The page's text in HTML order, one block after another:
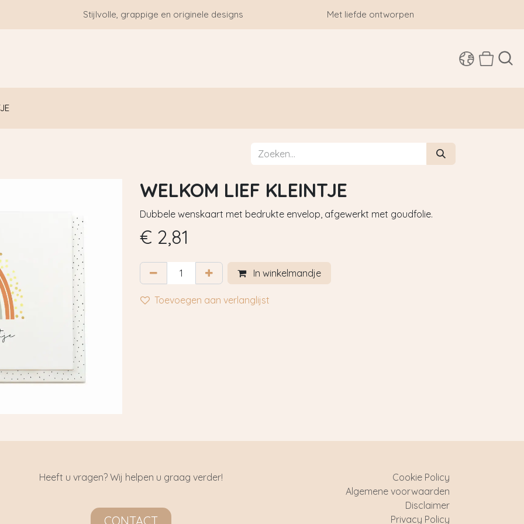
Stijlvolle, grappige en originele designs Met liefde ontworpen
WELKOM LIEF KLEINTJE
Dubbele wenskaart met bedrukte envelop, afgewerkt met goudfolie.
€ 2,81
In winkelmandje
Toevoegen aan verlanglijst
Heeft u vragen? Wij helpen u graag verder!
CONTACT
Cookie Policy
Algemene voorwaarden
Disclaimer
Privacy Policy